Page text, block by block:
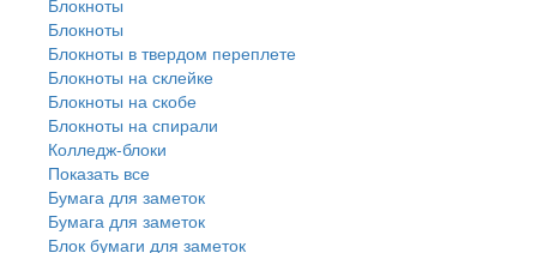
Блокноты
Блокноты
Блокноты в твердом переплете
Блокноты на склейке
Блокноты на скобе
Блокноты на спирали
Колледж-блоки
Показать все
Бумага для заметок
Бумага для заметок
Блок бумаги для заметок